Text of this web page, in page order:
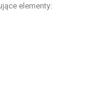
elementy: